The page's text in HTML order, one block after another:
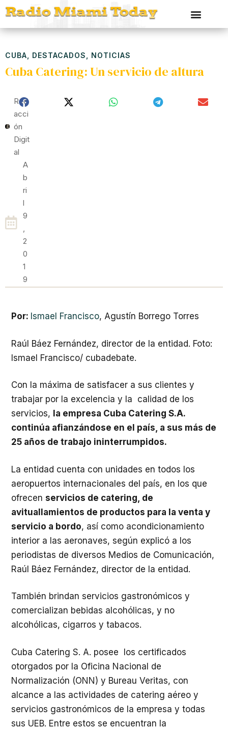
CUBA DESTACADOS NOTICIAS
Cuba Catering: Un servicio de altura
Red
Acci
Ón
Digit
Al
A
B
Ri
L
9
,
2
0
1
9
Por: Ismael Francisco, Agustín Borrego Torres
Raúl Báez Fernández, director de la entidad. Foto:
Ismael Francisco/ cubadebate.
Con la máxima de satisfacer a sus clientes y
trabajar por la excelencia y la calidad de los
servicios, la empresa Cuba Catering S.A.
continúa afianzándose en el país, a sus más de
25 años de trabajo ininterrumpidos.
La entidad cuenta con unidades en todos los
aeropuertos internacionales del país, en los que
ofrecen servicios de catering, de
avituallamientos de productos para la venta y
servicio a bordo, así como acondicionamiento
interior a las aeronaves, según explicó a los
periodistas de diversos Medios de Comunicación,
Raúl Báez Fernández, director de la entidad.
También brindan servicios gastronómicos y
comercializan bebidas alcohólicas, y no
alcohólicas, cigarros y tabacos.
Cuba Catering S. A. posee los certificados
otorgados por la Oficina Nacional de
Normalización (ONN) y Bureau Veritas, con
alcance a las actividades de catering aéreo y
servicios gastronómicos de la empresa y todas
sus UEB. Entre estos se encuentran la